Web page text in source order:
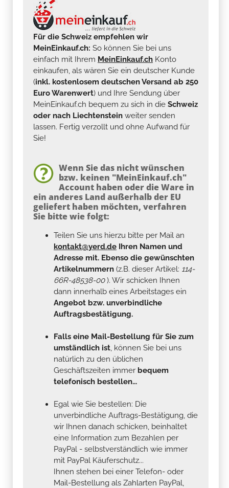
Für die Schweiz empfehlen wir
MeinEinkauf.ch: So können Sie bei uns
einfach mit Ihrem MeinEinkauf.ch Konto
einkaufen, als wären Sie ein deutscher Kunde
(inkl. kostenlosem deutschen Versand ab 250
Euro Warenwert) und Ihre Sendung über
MeinEinkauf.ch bequem zu sich in die Schweiz
oder nach Liechtenstein weiter senden
lassen. Fertig verzollt und ohne Aufwand für
Sie!
Wenn Sie das nicht wünschen
bzw. keinen "MeinEinkauf.ch"
Account haben oder die Ware in
ein anderes Land außerhalb der EU
geliefert haben möchten, verfahren
Sie bitte wie folgt:
Teilen Sie uns hierzu bitte per Mail an
kontakt@yerd.de Ihren Namen und
Adresse mit. Ebenso die gewünschten
Artikelnummern (z.B. dieser Artikel: 114-
66R-48538-00). Wir schicken Ihnen
dann innerhalb eines Arbeitstages ein
Angebot bzw. unverbindliche
Auftragsbestätigung.
Falls eine Mail-Bestellung für Sie zum
umständlich ist, können Sie bei uns
natürlich zu den üblichen
Geschäftszeiten immer bequem
telefonisch bestellen...
Egal wie Sie bestellen: Die
unverbindliche Auftrags-Bestätigung, die
wir Ihnen danach schicken, beinhaltet
eine Information zum Bezahlen per
PayPal - selbstverständlich wie immer
mit PayPal Käuferschutz...
Ihnen stehen bei einer Telefon- oder
Mail-Bestellung als Zahlarten PayPal,